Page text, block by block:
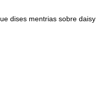
dises mentrias sobre daisy